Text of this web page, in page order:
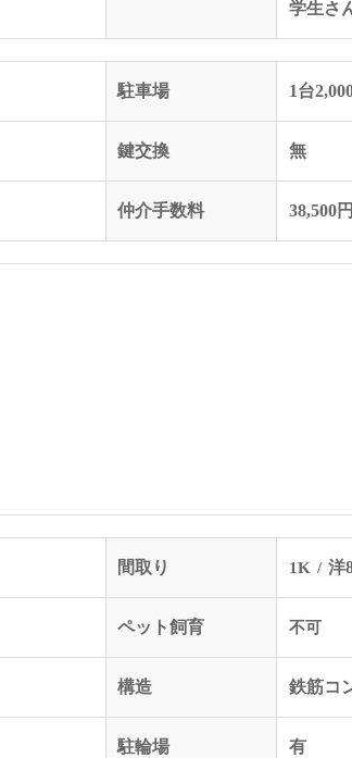
学生さ
駐車場 1台
鍵交換 無
仲介手数料 38,500円
間取り 1K 洋
ペット飼育 不可
構造 鉄筋コ
駐輪場 有